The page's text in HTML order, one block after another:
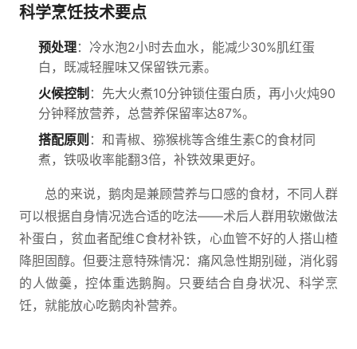
科学烹饪技术要点
预处理：冷水泡2小时去血水，能减少30%肌红蛋
白，既减轻腥味又保留铁元素。
火候控制 ：先大火煮10分钟锁住蛋白质，再小火炖90
分钟释放营养，总营养保留率达87%。
搭配原则 ：和青椒、猕猴桃等含维生素C的食材同
煮，铁吸收率能翻3倍，补铁效果更好。
总的来说，鹅肉是兼顾营养与口感的食材，不同人群
可以根据自身情况选合适的吃法——术后人群用软嫩做法
补蛋白，贫血者配维C食材补铁，心血管不好的人搭山楂
降胆固醇。但要注意特殊情况：痛风急性期别碰，消化弱
的人做羹，控体重选鹅胸。只要结合自身状况、科学烹
饪，就能放心吃鹅肉补营养。